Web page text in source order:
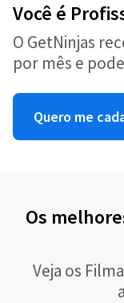
Você é
O GetNinjas
por mês e
Quero me
Os
Veja os